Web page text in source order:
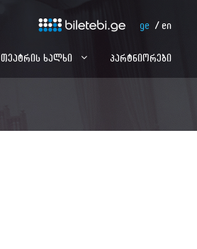
ge en
თეატრის ხალხი პარტნიორები